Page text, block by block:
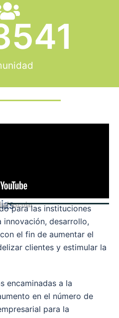
escolar
para las instituciones
innovación, desarrollo,
el fin de aumentar el
clientes y estimular la
encaminadas a la
en el número de
para la